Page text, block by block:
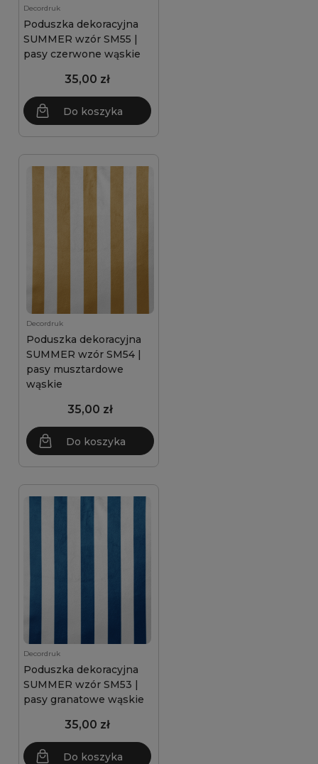
Decordruk
Poduszka dekoracyjna
SUMMER wzór SM55 |
pasy czerwone wąskie
35,00 zł
Do koszyka
Decordruk
Poduszka dekoracyjna
SUMMER wzór SM54 |
pasy musztardowe
wąskie
35,00 zł
Do koszyka
Decordruk
Poduszka dekoracyjna
SUMMER wzór SM53 |
pasy granatowe wąskie
35,00 zł
Do koszyka